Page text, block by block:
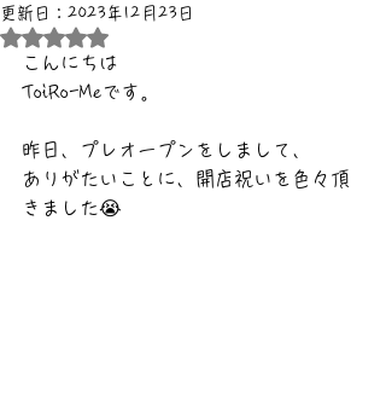
更新日： 2023年12月23日
5つ星のうちNaNと評価されています。
こんにちは
ToiRo-Meです。
昨日、プレオープンをしまして、
ありがたいことに、開店祝いを色々頂
きました😭